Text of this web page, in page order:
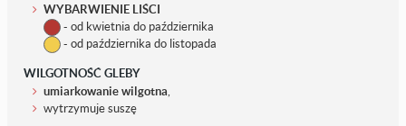
WYBARWIENIE LIŚCI
- od kwietnia do października
- od października do listopada
WILGOTNOŚĆ GLEBY
umiarkowanie wilgotna
wytrzymuje suszę